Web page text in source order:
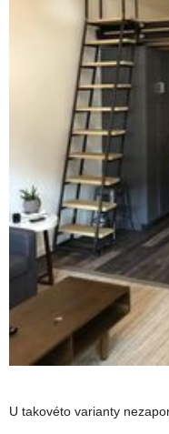
U takovéto varianty